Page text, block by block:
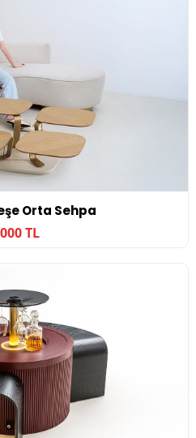
Orta Sehpa
TL